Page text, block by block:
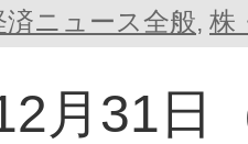
済ニュース全般, 株
月31